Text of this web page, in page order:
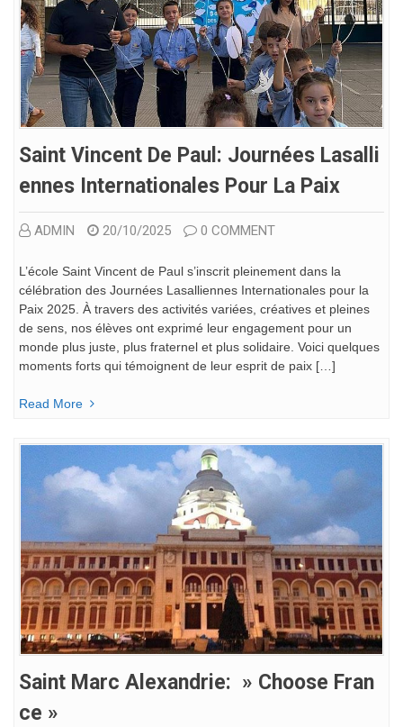
Saint Vincent De Paul: Journées Lasalli
Ennes Internationales Pour La Paix
ADMIN 20/10/2025 0 COMMENT
L’école Saint Vincent de Paul s’inscrit pleinement dans la
célébration des Journées Lasalliennes Internationales pour la
Paix 2025. À travers des activités variées, créatives et pleines
de sens, nos élèves ont exprimé leur engagement pour un
monde plus juste, plus fraternel et plus solidaire. Voici quelques
moments forts qui témoignent de leur esprit de paix […]
Read More
Saint Marc Alexandrie: » Choose Fran
Ce »